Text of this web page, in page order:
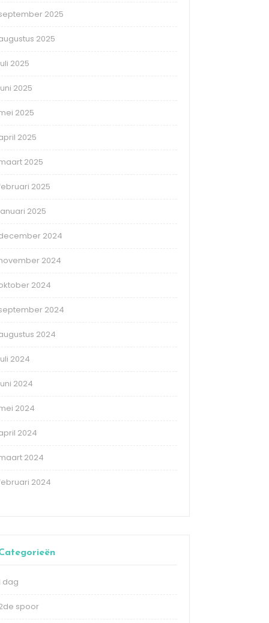
2025
2025
2025
2025
2025
2025
2025
2025
2025
2024
2024
2024
2024
2024
2024
2024
2024
2024
2024
2024
dag
spoor